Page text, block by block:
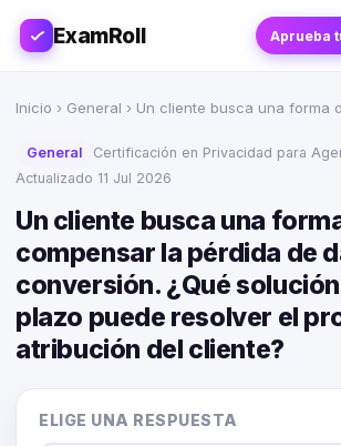
ExamRoll Aprueba
Inicio › General › Un cliente busca una forma
General Certificación en Privacidad para
Actualizado 11 Jul 2026
Un cliente busca una
compensar la pérdida de
conversión. ¿Qué
plazo puede resolver el
atribución del cliente?
ELIGE UNA RESPUESTA